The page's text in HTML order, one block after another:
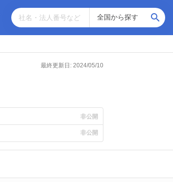
最終更新日: 2024/05/10
非公開
非公開